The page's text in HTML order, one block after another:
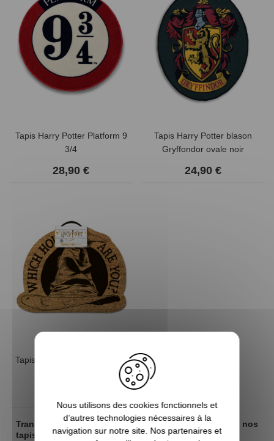
Tapis Harry Potter Platform 9
3/4
28,90 €
Tapis Harry Potter blason
Gryffondor ovale noir
24,90 €
Tapis Paillasson Harry Potter
Transformez votre maison en un mini Poudlard avec nos
tapis Harry Potter
Nous utilisons des cookies fonctionnels et
d’autres technologies nécessaires à la
navigation sur notre site. Nos partenaires et